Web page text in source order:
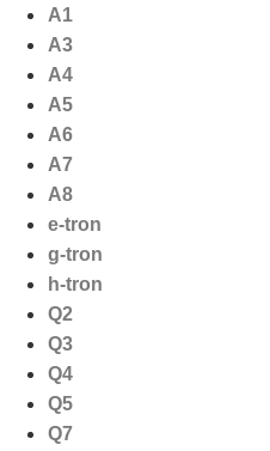
naar
inhoud
A1
A3
A4
A5
A6
A7
A8
e-tron
g-tron
h-tron
Q2
Q3
Q4
Q5
Q7